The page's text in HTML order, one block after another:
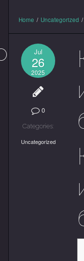
Home / Uncategorized /
Jul
26
2025
0
Categories:
Uncategorized